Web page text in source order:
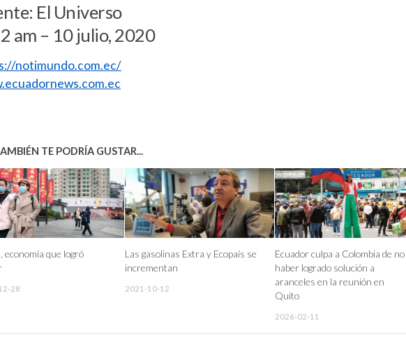
El Universo
am – 10 julio, 2020
notimundo.com.ec/
TE PODRÍA GUSTAR...
economía que logró
28
Las gasolinas Extra y Ecopaís se
incrementan
2021-10-12
Ecuador culpa a Colombia de no
haber logrado solución a
aranceles en la reunión en
Quito
2026-02-11